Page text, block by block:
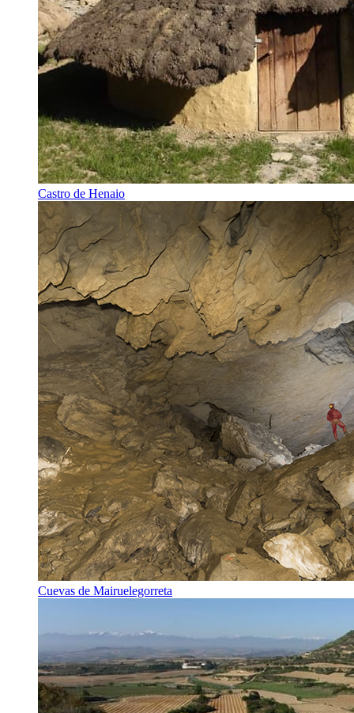
Castro de Henaio
Cuevas de Mairuelegorreta